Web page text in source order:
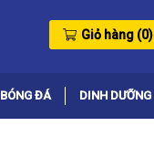
Giỏ hàng (0)
BÓNG ĐÁ DINH DƯỠNG